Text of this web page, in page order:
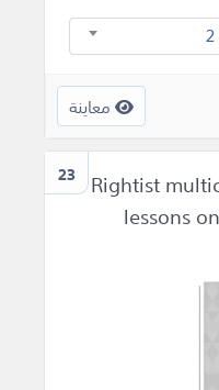
معاينة
23
Rightist
lessons